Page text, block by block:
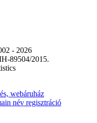
- 2026
89504/2015.